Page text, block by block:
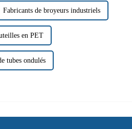
Fabricants de broyeurs industriels
en PET
tubes ondulés